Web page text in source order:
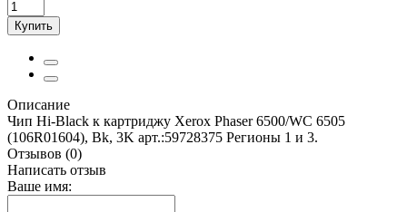
Купить
Описание
Чип Hi-Black к картриджу Xerox Phaser 6500/WC 6505
(106R01604), Bk, 3K арт.:59728375 Регионы 1 и 3.
Отзывов (0)
Написать отзыв
Ваше имя: